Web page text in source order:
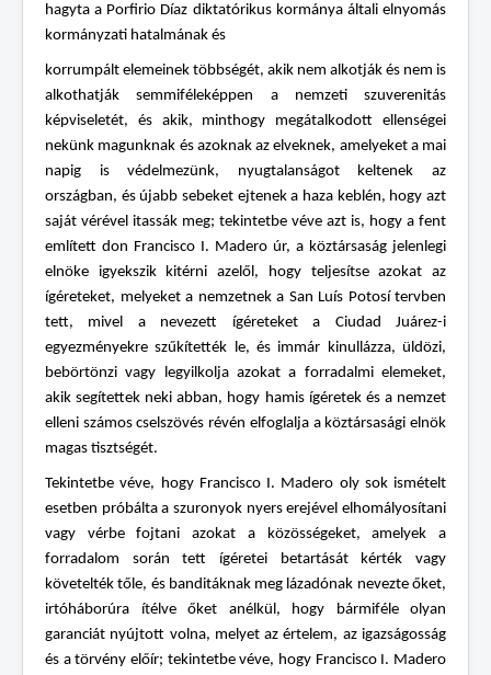
hagyta a Porfirio Díaz diktatórikus kormánya általi elnyomás
kormányzati hatalmának és
korrumpált elemeinek többségét, akik nem alkotják és nem is
alkothatják semmiféleképpen a nemzeti szuverenitás
képviseletét, és akik, minthogy megátalkodott ellenségei
nekünk magunknak és azoknak az elveknek, amelyeket a mai
napig is védelmezünk, nyugtalanságot keltenek az
országban, és újabb sebeket ejtenek a haza keblén, hogy azt
saját vérével itassák meg; tekintetbe véve azt is, hogy a fent
említett don Francisco I. Madero úr, a köztársaság jelenlegi
elnöke igyekszik kitérni azelől, hogy teljesítse azokat az
ígéreteket, melyeket a nemzetnek a San Luís Potosí tervben
tett, mivel a nevezett ígéreteket a Ciudad Juárez-i
egyezményekre szűkítették le, és immár kinullázza, üldözi,
bebörtönzi vagy legyilkolja azokat a forradalmi elemeket,
akik segítettek neki abban, hogy hamis ígéretek és a nemzet
elleni számos cselszövés révén elfoglalja a köztársasági elnök
magas tisztségét.
Tekintetbe véve, hogy Francisco I. Madero oly sok ismételt
esetben próbálta a szuronyok nyers erejével elhomályosítani
vagy vérbe fojtani azokat a közösségeket, amelyek a
forradalom során tett ígéretei betartását kérték vagy
követelték tőle, és banditáknak meg lázadónak nevezte őket,
irtóháborúra ítélve őket anélkül, hogy bármiféle olyan
garanciát nyújtott volna, melyet az értelem, az igazságosság
és a törvény előír; tekintetbe véve, hogy Francisco I. Madero